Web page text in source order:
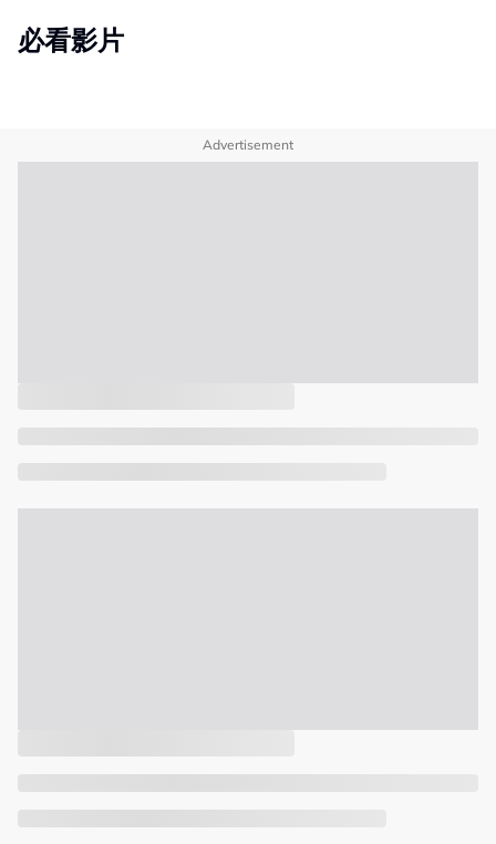
必看影片
Advertisement